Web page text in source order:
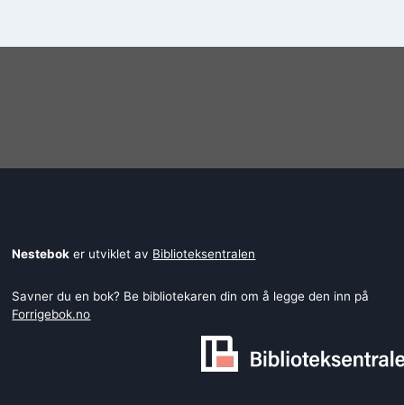
Nestebok er utviklet av Biblioteksentralen
Savner du en bok? Be bibliotekaren din om å legge den inn på
Forrigebok.no